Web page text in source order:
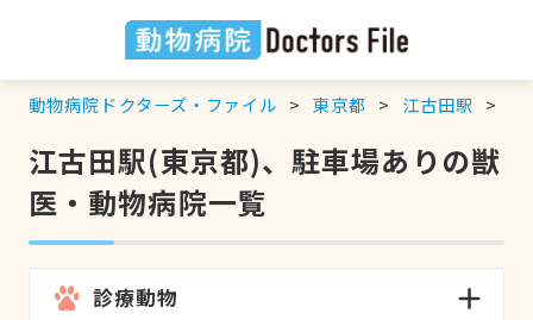
動物病院ドクターズ・ファイル 東京都 江古田駅
江古田駅(東京都)、駐車場ありの獣
医・動物病院一覧
診療動物